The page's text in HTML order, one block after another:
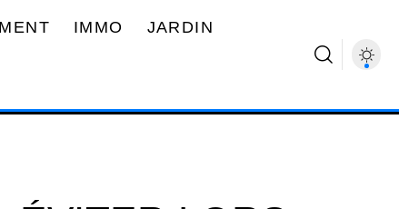
IMMO JARDIN